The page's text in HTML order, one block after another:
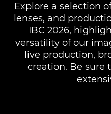
Explore a selection
lenses, and
IBC 2026,
versatility of our
live production,
creation. Be sure